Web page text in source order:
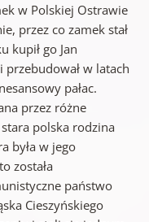
w Polskiej Ostrawie
przez co zamek stał
kupił go Jan
w latach
pałac.
przez różne
polska rodzina
była w jego
została
państwo
Cieszyńskiego